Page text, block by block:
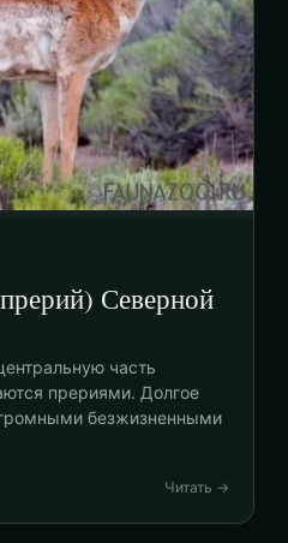
Северной
часть
прериями. Долгое
безжизненными
Читать →